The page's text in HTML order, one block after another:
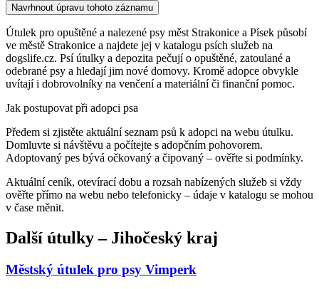
Navrhnout úpravu tohoto záznamu
Útulek pro opuštěné a nalezené psy měst Strakonice a Písek působí
ve městě Strakonice a najdete jej v katalogu psích služeb na
dogslife.cz. Psí útulky a depozita pečují o opuštěné, zatoulané a
odebrané psy a hledají jim nové domovy. Kromě adopce obvykle
uvítají i dobrovolníky na venčení a materiální či finanční pomoc.
Jak postupovat při adopci psa
Předem si zjistěte aktuální seznam psů k adopci na webu útulku.
Domluvte si návštěvu a počítejte s adopčním pohovorem.
Adoptovaný pes bývá očkovaný a čipovaný – ověřte si podmínky.
Aktuální ceník, otevírací dobu a rozsah nabízených služeb si vždy
ověřte přímo na webu nebo telefonicky – údaje v katalogu se mohou
v čase měnit.
Další útulky– Jihočeský kraj
Městský útulek pro psy Vimperk